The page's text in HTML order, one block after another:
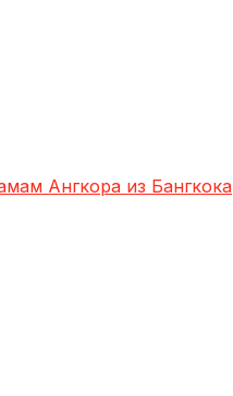
Ангкора из Бангкока